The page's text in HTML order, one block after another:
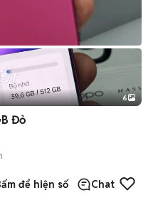
+2
6
Đỏ
để hiện số Chat